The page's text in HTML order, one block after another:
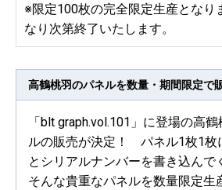
※限定100枚の完全限定生産となり
なり次第終了いたします。
高鶴桃羽のパネルを数量・期間限定で
「blt graph.vol.101」に登場の高
ルの販売が決定！ パネル1枚1枚
とシリアルナンバーを書き込んで
そんな貴重なパネルを数量限定生